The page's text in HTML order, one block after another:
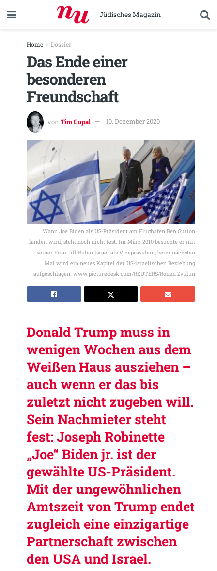
Jüdisches Magazin
Home Dossier
Das Ende einer
besonderen
Freundschaft
von Tim Cupal 10. Dezember 2020
Wann Joe Biden als US-Präsident am Flughafen Ben Gurion
landen wird, steht noch nicht fest. Im März 2010 besuchte er mit
seiner Frau Jill Biden Israel als Vizepräsident, beim nächsten
Mal wird ein neues Kapitel der US-israelischen Beziehung
aufgeschlagen. www.picturedesk.com/REUTERS/Ronen Zvulun
Donald Trump muss in
wenigen Wochen aus dem
Weißen Haus ausziehen –
auch wenn er das bis
zuletzt nicht zugeben will.
Sein Nachmieter steht
fest: Joseph Robinette
„Joe“ Biden jr. ist der
gewählte US-Präsident.
Mit der ungewöhnlichen
Amtszeit von Trump endet
zugleich eine einzigartige
Partnerschaft zwischen
den USA und Israel.